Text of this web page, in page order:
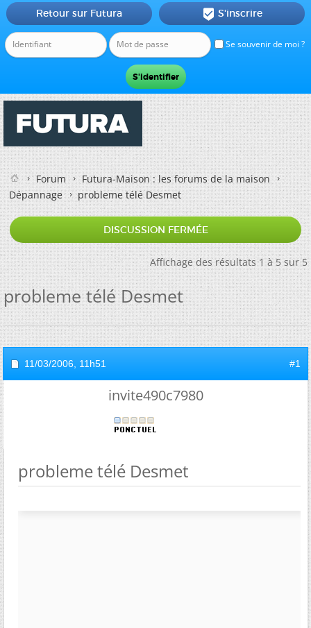
Se souvenir de moi ?
Retour sur Futura  S'inscrire
Forum
Futura-Maison : les forums de la maison
Dépannage
probleme télé Desmet
DISCUSSION FERMÉE
Affichage des résultats 1 à 5 sur 5
probleme télé Desmet
11/03/2006, 11h51 #1
invite490c7980
probleme télé Desmet